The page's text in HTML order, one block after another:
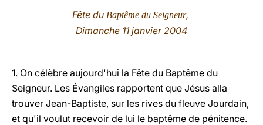
Fête du Baptême du Seigneur,
Dimanche 11 janvier 2004
1. On célèbre aujourd'hui la Fête du Baptême du
Seigneur. Les Évangiles rapportent que Jésus alla
trouver Jean-Baptiste, sur les rives du fleuve Jourdain,
et qu'il voulut recevoir de lui le baptême de pénitence.